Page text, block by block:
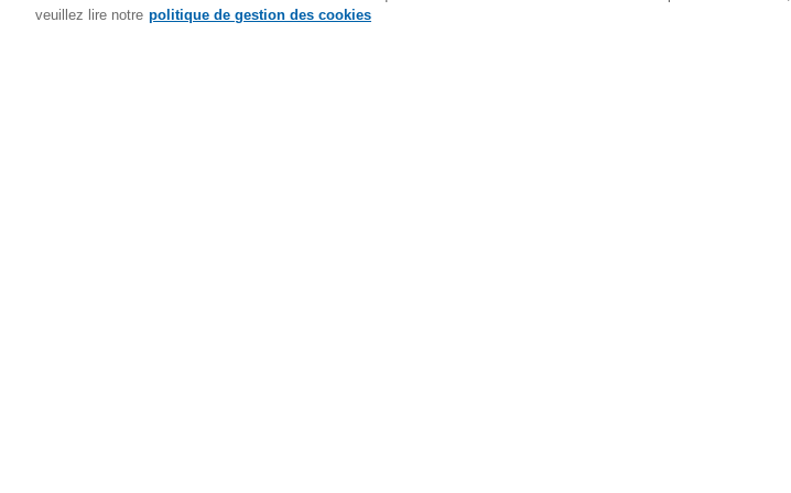
veuillez lire notre politique de gestion des cookies